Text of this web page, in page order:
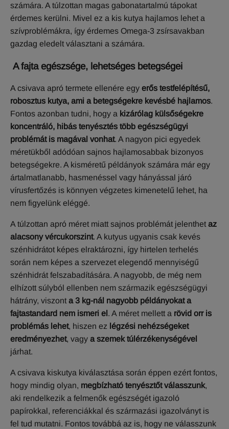
számára. A túlzottan magas gabonatartalmú tápokat
érdemes kerülni. Mivel ez a kis kutya hajlamos lehet a
szívproblémákra, így érdemes Omega-3 zsírsavakban
gazdag eledelt választani a számára.
A fajta egészsége, lehetséges betegségei
A csivava apró termete ellenére egy erős testfelépítésű,
robosztus kutya, ami a betegségekre kevésbé hajlamos.
Fontos azonban tudni, hogy a kizárólag külsőségekre
koncentráló, hibás tenyésztés több egészségügyi
problémát is magával vonhat. A nagyon pici egyedek
méretükből adódóan sajnos hajlamosabbak bizonyos
betegségekre. A kisméretű példányok számára már egy
ártalmatlanabb, hasmenéssel vagy hányással járó
vírusfertőzés is könnyen végzetes kimenetelű lehet, ha
nem figyelünk eléggé.
A túlzottan apró méret miatt sajnos problémát jelenthet az
alacsony vércukorszint. A kutyus ugyanis csak kevés
szénhidrátot képes elraktározni, így hirtelen terhelés
során nem képes a szervezet elegendő mennyiségű
szénhidrát felszabadítására. A nagyobb, de még nem
elhízott súlyból ellenben nem származik egészségügyi
hátrány, viszont a 3 kg-nál nagyobb példányokat a
fajtastandard nem ismeri el . A méret mellett a rövid orr is
problémás lehet, hiszen ez légzési nehézségeket
eredményezhet, vagy a szemek túlérzékenységével
járhat.
A csivava kiskutya kiválasztása során éppen ezért fontos,
hogy mindig olyan, megbízható tenyésztőt válasszunk,
aki rendelkezik a felmenők egészségét igazoló
papírokkal, referenciákkal és származási igazolványt is
fel tud mutatni. Fontos továbbá az is, hogy ne válasszunk